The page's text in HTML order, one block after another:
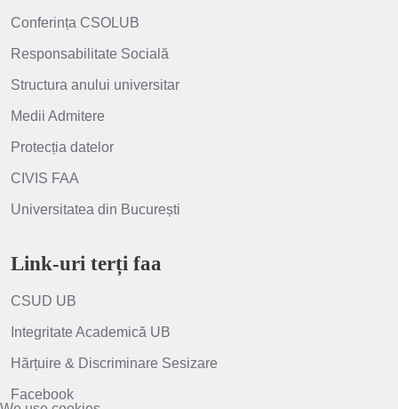
Conferința CSOLUB
Responsabilitate Socială
Structura anului universitar
Medii Admitere
Protecția datelor
CIVIS FAA
Universitatea din București
Link-uri terți faa
CSUD UB
Integritate Academică UB
Hărțuire & Discriminare Sesizare
Facebook